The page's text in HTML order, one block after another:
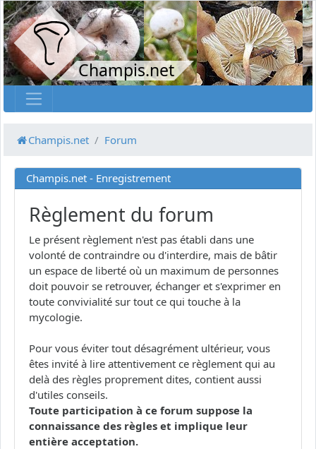
Champis.net
Champis.net Forum
Champis.net - Enregistrement
Règlement du forum
Le présent règlement n'est pas établi dans une
volonté de contraindre ou d'interdire, mais de bâtir
un espace de liberté où un maximum de personnes
doit pouvoir se retrouver, échanger et s'exprimer en
toute convivialité sur tout ce qui touche à la
mycologie.
Pour vous éviter tout désagrément ultérieur, vous
êtes invité à lire attentivement ce règlement qui au
delà des règles proprement dites, contient aussi
d'utiles conseils.
Toute participation à ce forum suppose la
connaissance des règles et implique leur
entière acceptation.